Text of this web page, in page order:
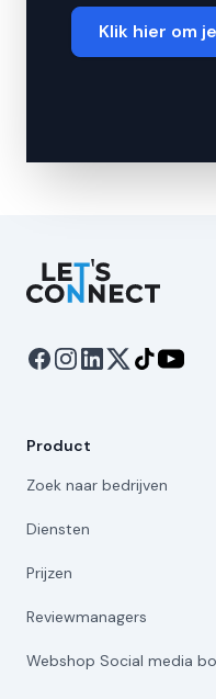
Klik hier om
Let's Connect
Product
Zoek naar bedrijven
Diensten
Prijzen
Reviewmanagers
Webshop Social media